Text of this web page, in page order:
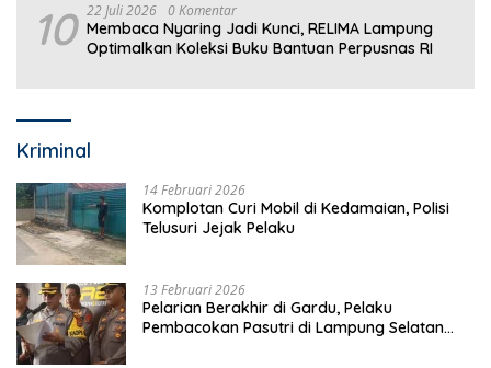
10 22 Juli 2026 0 Komentar
Membaca Nyaring Jadi Kunci, RELIMA Lampung
Optimalkan Koleksi Buku Bantuan Perpusnas RI
Kriminal
14 Februari 2026
Komplotan Curi Mobil di Kedamaian, Polisi
Telusuri Jejak Pelaku
13 Februari 2026
Pelarian Berakhir di Gardu, Pelaku
Pembacokan Pasutri di Lampung Selatan